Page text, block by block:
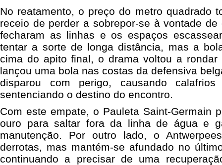
No reatamento, o preço do metro quadrado
receio de perder a sobrepor-se à vontade
fecharam as linhas e os espaços
tentar a sorte de longa distância, mas a
cima do apito final, o drama voltou a
lançou uma bola nas costas da defensiva
disparou com perigo, causando
sentenciando o destino do encontro.
Com este empate, o Pauleta Saint-Germain
ouro para saltar fora da linha de água e
manutenção. Por outro lado, o
derrotas, mas mantém-se afundado no
continuando a precisar de uma